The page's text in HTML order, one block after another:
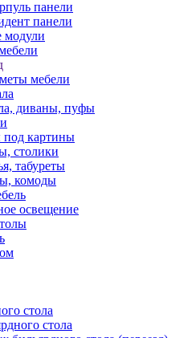
панели
панели
модули
мебели
диваны, пуфы
картины
столики
табуреты
комоды
освещение
стола
стола